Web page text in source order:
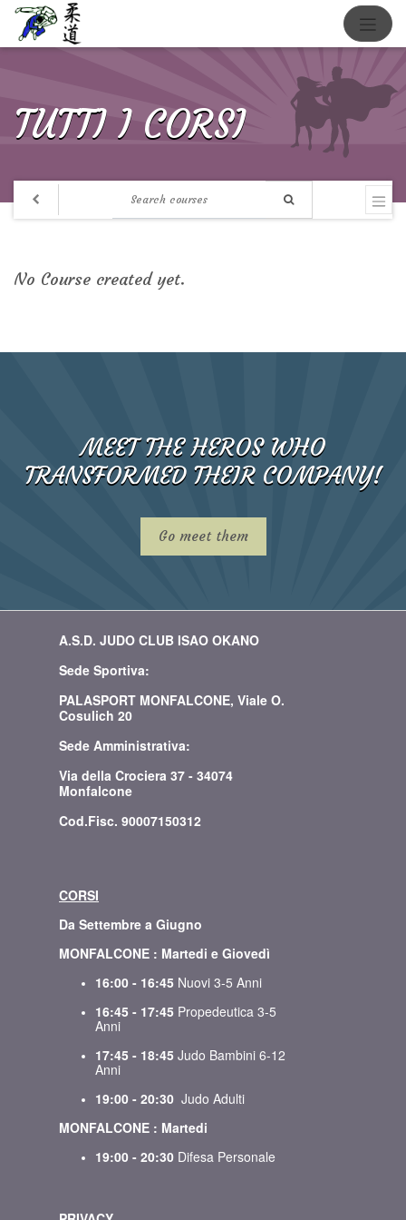
TUTTI I CORSI
No Course created yet.
MEET THE HEROS WHO
TRANSFORMED THEIR COMPANY!
Go meet them
A.S.D. JUDO CLUB ISAO OKANO
Sede Sportiva:
PALASPORT MONFALCONE, Viale O.
Cosulich 20
Sede Amministrativa:
Via della Crociera 37 - 34074
Monfalcone
Cod.Fisc. 90007150312
CORSI
Da Settembre a Giugno
MONFALCONE : Martedi e Giovedì
16:00 - 16:45 Nuovi 3-5 Anni
16:45 - 17:45 Propedeutica 3-5
Anni
17:45 - 18:45 Judo Bambini 6-12
Anni
19:00 - 20:30 Judo Adulti
MONFALCONE : Martedi
19:00 - 20:30 Difesa Personale